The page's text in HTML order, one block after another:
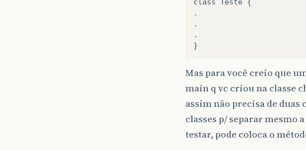
.
.
.
Mas para você creio que
main q vc criou na classe
assim não precisa de duas
classes p/ separar mesmo
testar, pode coloca o